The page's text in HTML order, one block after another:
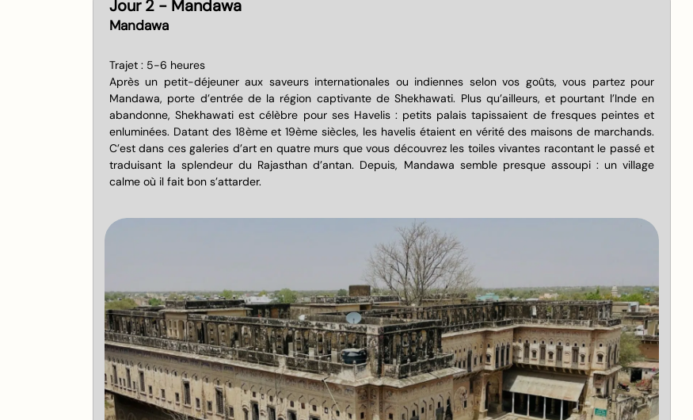
Jour 2 - Mandawa
Mandawa
Trajet : 5-6 heures
Après un petit-déjeuner aux saveurs internationales ou indiennes selon vos goûts, vous partez pour
Mandawa, porte d’entrée de la région captivante de Shekhawati. Plus qu’ailleurs, et pourtant l’Inde en
abandonne, Shekhawati est célèbre pour ses Havelis : petits palais tapissaient de fresques peintes et
enluminées. Datant des 18ème et 19ème siècles, les havelis étaient en vérité des maisons de marchands.
C’est dans ces galeries d’art en quatre murs que vous découvrez les toiles vivantes racontant le passé et
traduisant la splendeur du Rajasthan d’antan. Depuis, Mandawa semble presque assoupi : un village
calme où il fait bon s’attarder.